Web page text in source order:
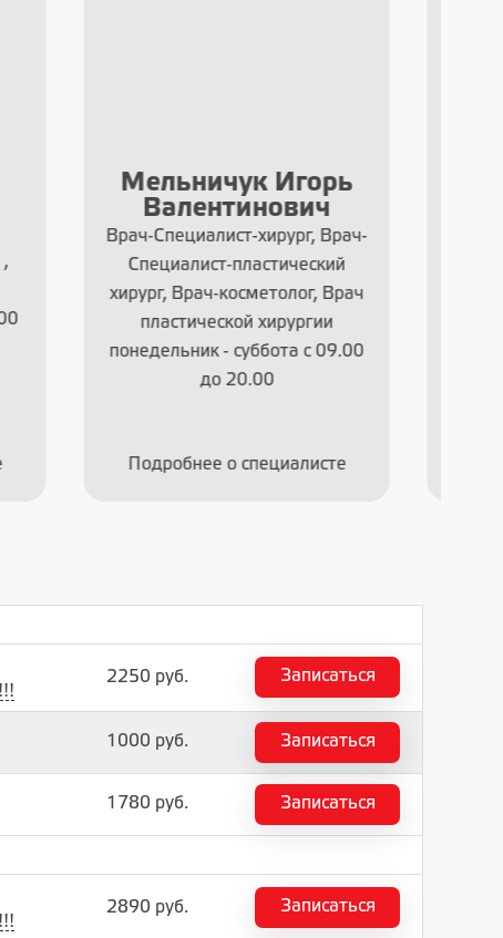
Врач-
Врач
09.00
Литвин Виктория
Александровна
Глав. врач, Врач-реабилитолог,
Врач дерматовенеролог, Врач-
косметолог, Врач-трихолог,
Врач озонотерапевт, Врач
физиотерапевт
Понедельник - Суббота с 9:00
Подробнее о специалисте
2250 руб. Записаться
1000 руб. Записаться
1780 руб. Записаться
2890 руб. Записаться